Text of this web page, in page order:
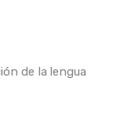
de la lengua